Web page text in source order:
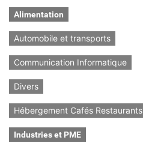
Alimentation
Automobile et transports
Communication Informatique
Divers
Hébergement Cafés Restaurants
Industries et PME